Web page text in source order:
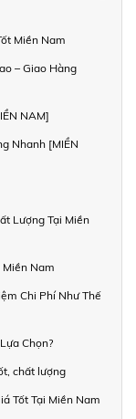
Miền Nam
– Giao Hàng
NAM]
Nhanh [MIỀN
Lượng Tại Miền
Miền Nam
Chi Phí Như Thế
Chọn?
chất lượng
Tốt Tại Miền Nam